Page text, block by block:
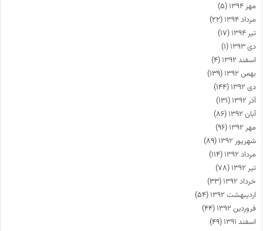
مهر ۱۳۹۴
(۵)
مرداد ۱۳۹۴
(۲۲)
تیر ۱۳۹۴
(۱۷)
دی ۱۳۹۳
(۱)
اسفند ۱۳۹۲
(۴)
بهمن ۱۳۹۲
(۱۳۹)
دی ۱۳۹۲
(۱۴۴)
آذر ۱۳۹۲
(۱۳۱)
آبان ۱۳۹۲
(۸۶)
مهر ۱۳۹۲
(۹۶)
شهریور ۱۳۹۲
(۸۹)
مرداد ۱۳۹۲
(۱۱۴)
تیر ۱۳۹۲
(۷۸)
خرداد ۱۳۹۲
(۳۳)
اردیبهشت ۱۳۹۲
(۵۴)
فروردین ۱۳۹۲
(۴۴)
اسفند ۱۳۹۱
(۴۹)